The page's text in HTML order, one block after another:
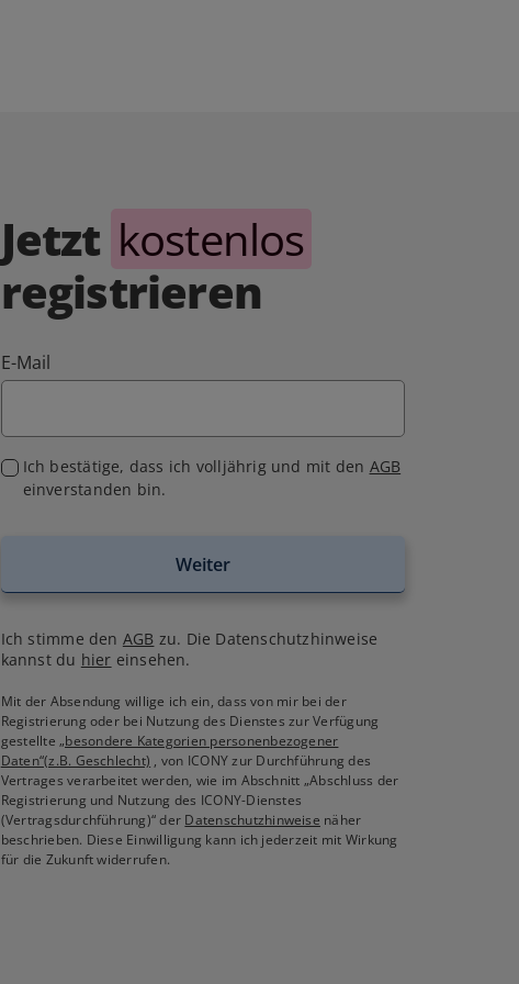
Jetzt kostenlos
registrieren
E-Mail
Ich bestätige, dass ich volljährig und mit den AGB
einverstanden bin.
Weiter
Ich stimme den AGB zu. Die Datenschutzhinweise
kannst du hier einsehen.
Mit der Absendung willige ich ein, dass von mir bei der
Registrierung oder bei Nutzung des Dienstes zur Verfügung
gestellte„besondere Kategorien personenbezogener
Daten“(z.B. Geschlecht) , von ICONY zur Durchführung des
Vertrages verarbeitet werden, wie im Abschnitt „Abschluss der
Registrierung und Nutzung des ICONY-Dienstes
(Vertragsdurchführung)“ der Datenschutzhinweise näher
beschrieben. Diese Einwilligung kann ich jederzeit mit Wirkung
für die Zukunft widerrufen.